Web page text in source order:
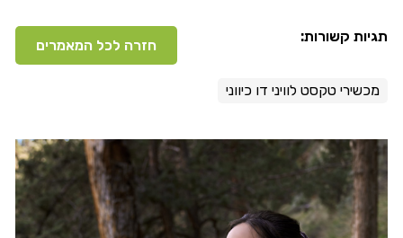
תגיות קשורות:
חזרה לכל המאמרים
מכשירי טקסט לוויני דו כיווני